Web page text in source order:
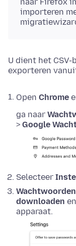
importeren
U dient het
exporteren
Open Chrome
ga naar
> Google
Selecteer
downloaden
apparaat.